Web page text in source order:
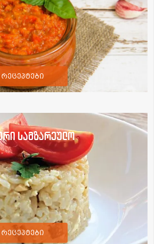
რეცეპტები
სამზარეულო
რეცეპტები